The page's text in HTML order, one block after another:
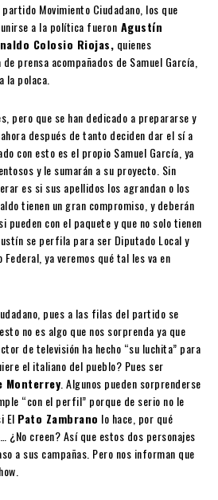
Movimiento Ciudadano, los que
a la política fueron Agustín
Colosio Riojas, quienes
prensa acompañados de Samuel García,
la polaca.
pero que se han dedicado a prepararse y
después de tanto deciden dar el sí a
con esto es el propio Samuel García, ya
y le sumarán a su proyecto. Sin
es si sus apellidos los agrandan o los
tienen un gran compromiso, y deberán
pueden con el paquete y que no solo tienen
se perfila para ser Diputado Local y
ya veremos qué tal les va en
pues a las filas del partido se
esto no es algo que nos sorprenda ya que
de televisión ha hecho “su luchita” para
el italiano del pueblo? Pues ser
Monterrey . Algunos pueden sorprenderse
“con el perfil” porque de serio no le
El Pato Zambrano lo hace, por qué
¿No creen? Así que estos dos personajes
a sus campañas. Pero nos informan que